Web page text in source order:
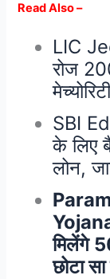
Read Also –
LIC
रोज
SBI
के लिए
लोन,
मिलेंगे
छोटा